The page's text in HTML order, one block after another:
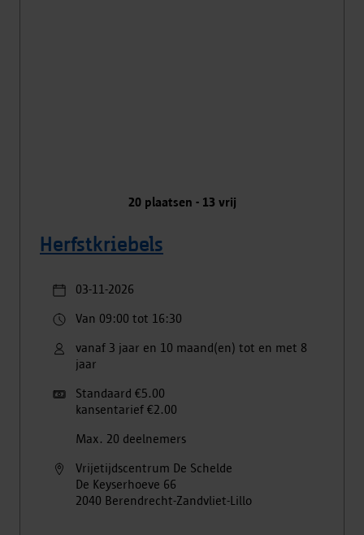
20plaatsen - 13 vrij
Herfstkriebels
03-11-2026
Van 09:00 tot 16:30
vanaf 3 jaar en 10 maand(en) tot en met 8
jaar
Standaard €5.00
kansentarief €2.00
Max. 20 deelnemers
Vrijetijdscentrum De Schelde
De Keyserhoeve 66
2040 Berendrecht-Zandvliet-Lillo